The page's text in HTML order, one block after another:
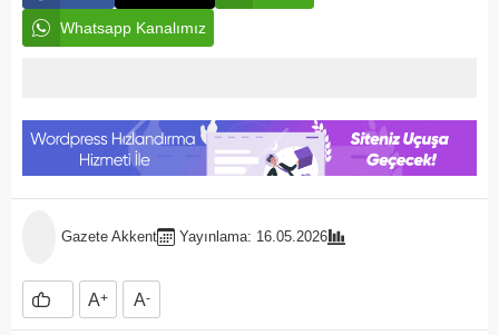
Whatsapp Kanalımız
Gazete Akkent Yayınlama: 16.05.2026
A+ A-